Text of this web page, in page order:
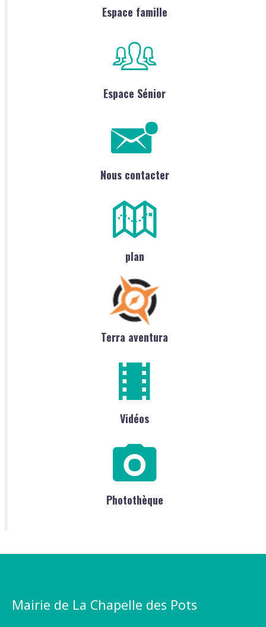
Espace famille
Espace Sénior
Nous contacter
plan
Terra aventura
Vidéos
Photothèque
Mairie de La Chapelle des Pots